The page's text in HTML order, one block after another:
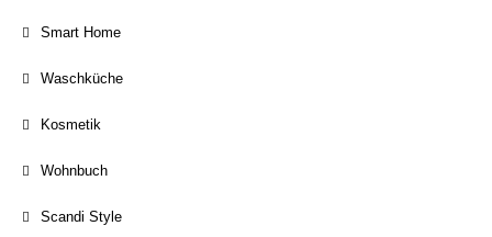
Smart Home
Waschküche
Kosmetik
Wohnbuch
Scandi Style